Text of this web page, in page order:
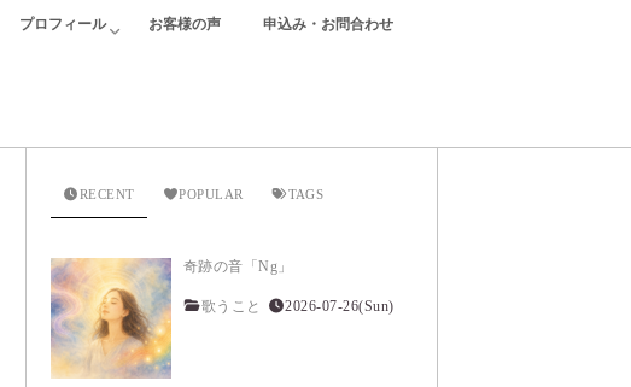
プロフィール お客様の声 申込み・お問合わせ
RECENT POPULAR TAGS
奇跡の音「Ng」
歌うこと 2026-07-26(Sun)